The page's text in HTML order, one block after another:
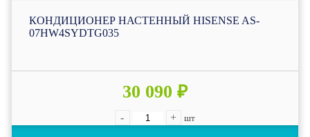
КОНДИЦИОНЕР НАСТЕННЫЙ HISENSE AS-
07HW4SYDTG035
30 090 ₽
- + шт